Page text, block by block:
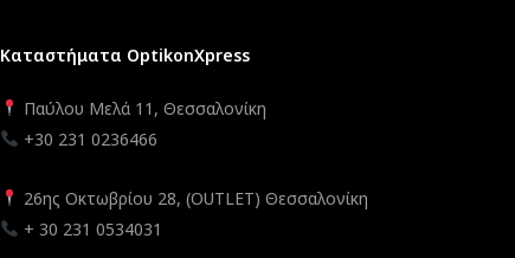
Καταστήματα OptikonXpress
Παύλου Μελά 11, Θεσσαλονίκη
+30 231 0236466
26ης Οκτωβρίου 28, (OUTLET) Θεσσαλονίκη
+ 30 231 0534031